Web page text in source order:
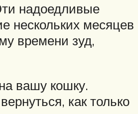
надоедливые
нескольких месяцев
времени зуд,
вашу кошку.
как только